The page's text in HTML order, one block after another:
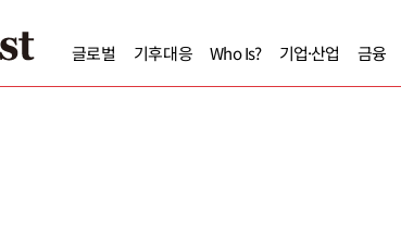
글로벌 기후대응 Who Is? 기업·산업 금융